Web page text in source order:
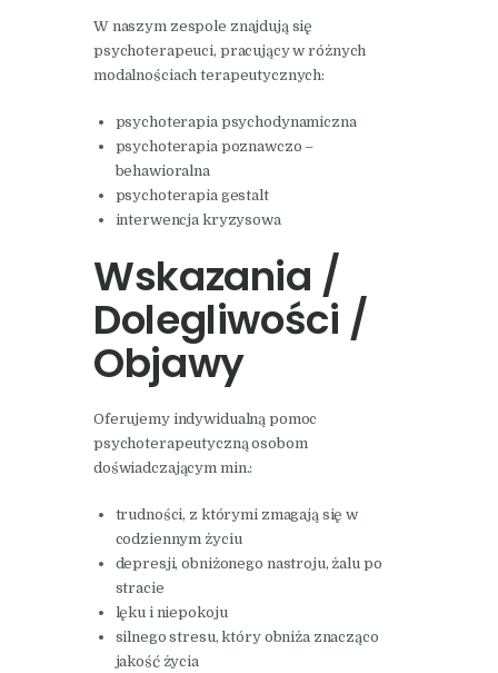
W naszym zespole znajdują się
psychoterapeuci, pracujący w różnych
modalnościach terapeutycznych:
psychoterapia psychodynamiczna
psychoterapia poznawczo –
behawioralna
psychoterapia gestalt
interwencja kryzysowa
Wskazania /
Dolegliwości /
Objawy
Oferujemy indywidualną pomoc
psychoterapeutyczną osobom
doświadczającym min.:
trudności, z którymi zmagają się w
codziennym życiu
depresji, obniżonego nastroju, żalu po
stracie
lęku i niepokoju
silnego stresu, który obniża znacząco
jakość życia